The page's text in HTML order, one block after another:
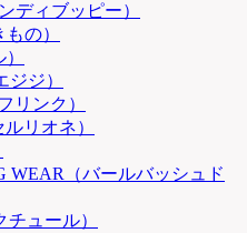
ディブッピー）
の）
ジジ）
リンク）
リオネ）
WEAR（バールバッシュド
チュール）